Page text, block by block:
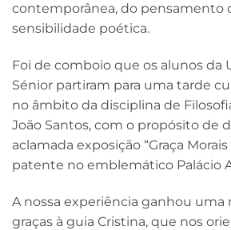
contemporânea, do pensamento
sensibilidade poética.
Foi de comboio que os alunos da
Sénior partiram para uma tarde
no âmbito da disciplina de
João Santos, com o propósito de
aclamada exposição “Graça
patente no emblemático Palácio
A nossa experiência ganhou uma
graças à guia Cristina, que nos